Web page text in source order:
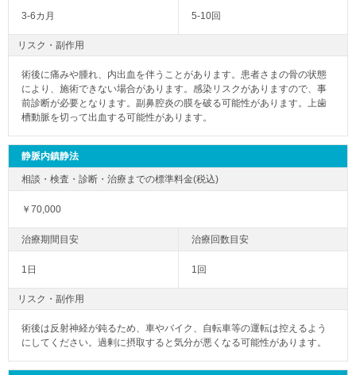
3-6カ月 5-10回
リスク・副作用
術後に痛みや腫れ、内出血を伴うことがあります。患者さまの骨の状態
により、施術できない場合があります。感染リスクがありますので、事
前診断が必要となります。副鼻腔炎の膜を破る可能性があります。上歯
槽動脈を切って出血する可能性があります。
静脈内鎮静法
￥70,000
1日 1回
リスク・副作用
術後は反射神経が鈍るため、車やバイク、自転車等の運転は控えるよう
にしてください。過剰に摂取すると気分が悪くなる可能性があります。